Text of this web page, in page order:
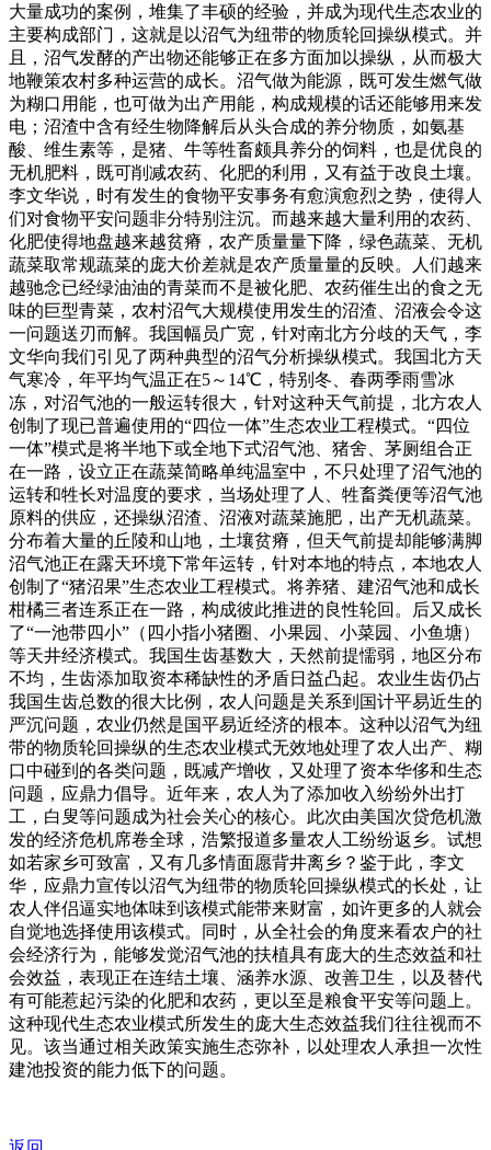
大量成功的案例，堆集了丰硕的经验，并成为现代生态农业的
主要构成部门，这就是以沼气为纽带的物质轮回操纵模式。并
且，沼气发酵的产出物还能够正在多方面加以操纵，从而极大
地鞭策农村多种运营的成长。沼气做为能源，既可发生燃气做
为糊口用能，也可做为出产用能，构成规模的话还能够用来发
电；沼渣中含有经生物降解后从头合成的养分物质，如氨基
酸、维生素等，是猪、牛等牲畜颇具养分的饲料，也是优良的
无机肥料，既可削减农药、化肥的利用，又有益于改良土壤。
李文华说，时有发生的食物平安事务有愈演愈烈之势，使得人
们对食物平安问题非分特别注沉。而越来越大量利用的农药、
化肥使得地盘越来越贫瘠，农产质量量下降，绿色蔬菜、无机
蔬菜取常规蔬菜的庞大价差就是农产质量量的反映。人们越来
越驰念已经绿油油的青菜而不是被化肥、农药催生出的食之无
味的巨型青菜，农村沼气大规模使用发生的沼渣、沼液会令这
一问题送刃而解。我国幅员广宽，针对南北方分歧的天气，李
文华向我们引见了两种典型的沼气分析操纵模式。我国北方天
气寒冷，年平均气温正在5～14℃，特别冬、春两季雨雪冰
冻，对沼气池的一般运转很大，针对这种天气前提，北方农人
创制了现已普遍使用的“四位一体”生态农业工程模式。“四位
一体”模式是将半地下或全地下式沼气池、猪舍、茅厕组合正
在一路，设立正在蔬菜简略单纯温室中，不只处理了沼气池的
运转和牲长对温度的要求，当场处理了人、牲畜粪便等沼气池
原料的供应，还操纵沼渣、沼液对蔬菜施肥，出产无机蔬菜。
分布着大量的丘陵和山地，土壤贫瘠，但天气前提却能够满脚
沼气池正在露天环境下常年运转，针对本地的特点，本地农人
创制了“猪沼果”生态农业工程模式。将养猪、建沼气池和成长
柑橘三者连系正在一路，构成彼此推进的良性轮回。后又成长
了“一池带四小”（四小指小猪圈、小果园、小菜园、小鱼塘）
等天井经济模式。我国生齿基数大，天然前提懦弱，地区分布
不均，生齿添加取资本稀缺性的矛盾日益凸起。农业生齿仍占
我国生齿总数的很大比例，农人问题是关系到国计平易近生的
严沉问题，农业仍然是国平易近经济的根本。这种以沼气为纽
带的物质轮回操纵的生态农业模式无效地处理了农人出产、糊
口中碰到的各类问题，既减产增收，又处理了资本华侈和生态
问题，应鼎力倡导。近年来，农人为了添加收入纷纷外出打
工，白叟等问题成为社会关心的核心。此次由美国次贷危机激
发的经济危机席卷全球，浩繁报道多量农人工纷纷返乡。试想
如若家乡可致富，又有几多情面愿背井离乡？鉴于此，李文
华，应鼎力宣传以沼气为纽带的物质轮回操纵模式的长处，让
农人伴侣逼实地体味到该模式能带来财富，如许更多的人就会
自觉地选择使用该模式。同时，从全社会的角度来看农户的社
会经济行为，能够发觉沼气池的扶植具有庞大的生态效益和社
会效益，表现正在连结土壤、涵养水源、改善卫生，以及替代
有可能惹起污染的化肥和农药，更以至是粮食平安等问题上。
这种现代生态农业模式所发生的庞大生态效益我们往往视而不
见。该当通过相关政策实施生态弥补，以处理农人承担一次性
建池投资的能力低下的问题。